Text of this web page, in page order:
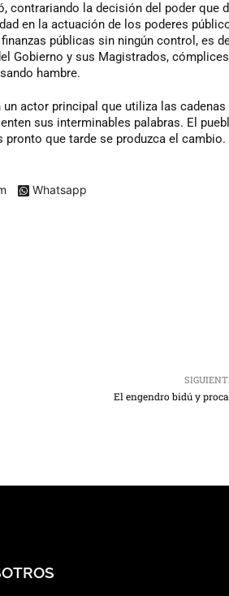
contrariando la decisión del poder que
en la actuación de los poderes
públicas sin ningún control, es
Gobierno y sus Magistrados,
hambre.
actor principal que utiliza las cadenas
sus interminables palabras. El
que tarde se produzca el cambio.
Whatsapp
El engendro bidú y